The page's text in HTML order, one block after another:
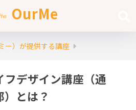
OurMe
ー）が提供する講座
フデザイン講座（通
とは？